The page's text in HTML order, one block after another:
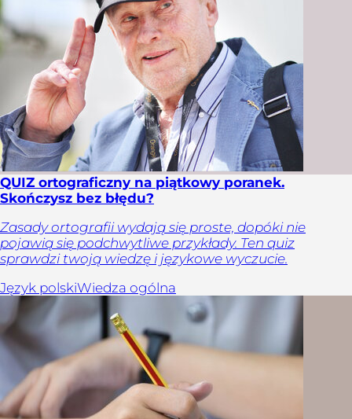
QUIZ ortograficzny na piątkowy poranek.
Skończysz bez błędu?
Zasady ortografii wydają się proste, dopóki nie
pojawią się podchwytliwe przykłady. Ten quiz
sprawdzi twoją wiedzę i językowe wyczucie.
Język polskiWiedza ogólna